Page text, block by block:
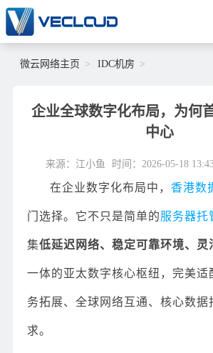
微云网络主页 IDC机房
企业全球数字化布局，为何
中心
来源：江小鱼 时间：2026-05-18
在企业数字化布局中， 香港数
门选择。它不只是简单的服务器托
集低延迟网络、稳定可靠环境、灵
一体的亚太数字核心枢纽，完美适
务拓展、全球网络互通、核心数据
求。